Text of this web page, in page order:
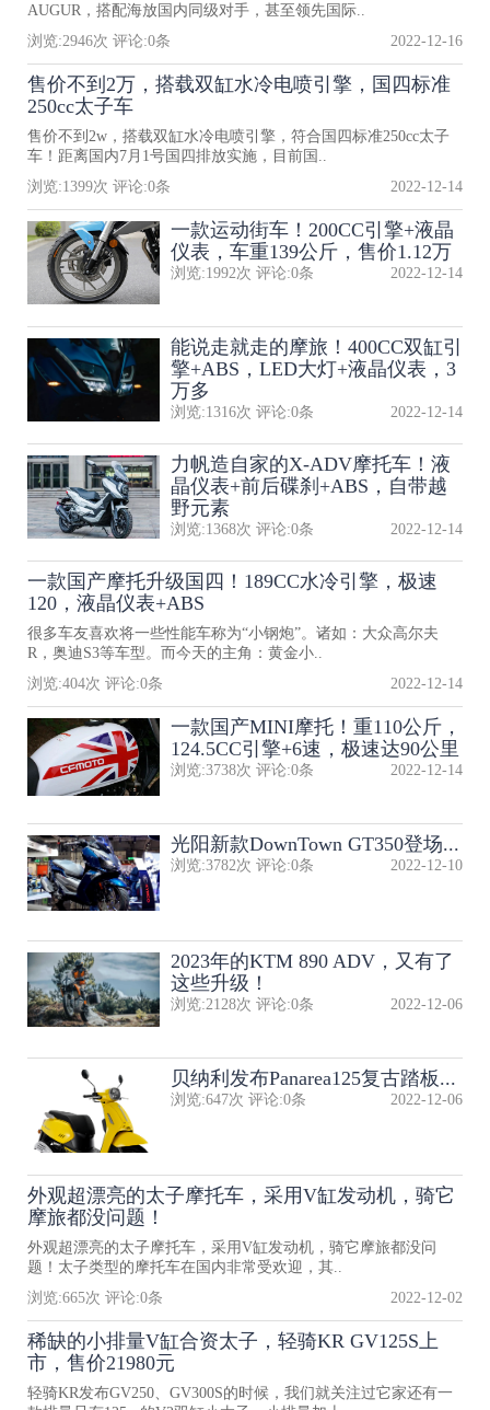
AUGUR，搭配海放国内同级对手，甚至领先国际..
浏览:2946次 评论:0条 2022-12-16
售价不到2万，搭载双缸水冷电喷引擎，国四标准
250cc太子车
售价不到2w，搭载双缸水冷电喷引擎，符合国四标准250cc太子
车！距离国内7月1号国四排放实施，目前国..
浏览:1399次 评论:0条 2022-12-14
一款运动街车！200CC引擎+液晶
仪表，车重139公斤，售价1.12万
浏览:1992次 评论:0条 2022-12-14
能说走就走的摩旅！400CC双缸引
擎+ABS，LED大灯+液晶仪表，3
万多
浏览:1316次 评论:0条 2022-12-14
力帆造自家的X-ADV摩托车！液
晶仪表+前后碟刹+ABS，自带越
野元素
浏览:1368次 评论:0条 2022-12-14
一款国产摩托升级国四！189CC水冷引擎，极速
120，液晶仪表+ABS
很多车友喜欢将一些性能车称为“小钢炮”。诸如：大众高尔夫
R，奥迪S3等车型。而今天的主角：黄金小..
浏览:404次 评论:0条 2022-12-14
一款国产MINI摩托！重110公斤，
124.5CC引擎+6速，极速达90公里
浏览:3738次 评论:0条 2022-12-14
光阳新款DownTown GT350登场...
浏览:3782次 评论:0条 2022-12-10
2023年的KTM 890 ADV，又有了
这些升级！
浏览:2128次 评论:0条 2022-12-06
贝纳利发布Panarea125复古踏板...
浏览:647次 评论:0条 2022-12-06
外观超漂亮的太子摩托车，采用V缸发动机，骑它
摩旅都没问题！
外观超漂亮的太子摩托车，采用V缸发动机，骑它摩旅都没问
题！太子类型的摩托车在国内非常受欢迎，其..
浏览:665次 评论:0条 2022-12-02
稀缺的小排量V缸合资太子，轻骑KR GV125S上
市，售价21980元
轻骑KR发布GV250、GV300S的时候，我们就关注过它家还有一